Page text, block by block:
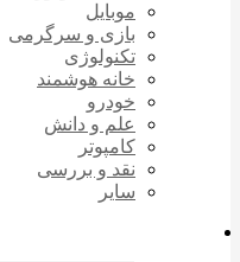
موبایل
بازی و سرگرمی
تکنولوژی
خانه هوشمند
خودرو
علم و دانش
کامپوتر
نقد و بررسی
سایر